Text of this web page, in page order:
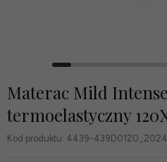
Materac Mild
termoelastyczny
Kod produktu: 4439-